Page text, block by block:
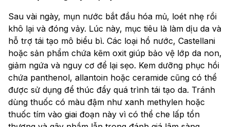
Sau vài ngày, mụn nước bắt đầu hóa mủ, loét nhẹ rồi
khô lại và đóng vảy. Lúc này, mục tiêu là làm dịu da và
hỗ trợ tái tạo mô biểu bì. Các loại hồ nước, Castellani
hoặc sản phẩm chứa kẽm oxit giúp bảo vệ lớp da non,
giảm ngứa và nguy cơ để lại sẹo. Kem dưỡng phục hồi
chứa panthenol, allantoin hoặc ceramide cũng có thể
được sử dụng để thúc đẩy quá trình tái tạo da. Tránh
dùng thuốc có màu đậm như xanh methylen hoặc
thuốc tím vào giai đoạn này vì có thể che lấp tổn